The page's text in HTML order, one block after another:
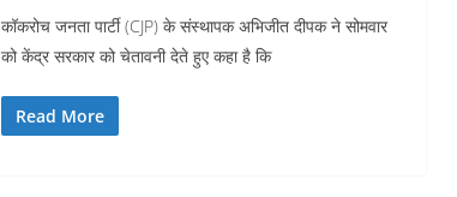
कॉकरोच जनता पार्टी (CJP) के संस्थापक अभिजीत दीपक ने सोमवार
को केंद्र सरकार को चेतावनी देते हुए कहा है कि
Read More